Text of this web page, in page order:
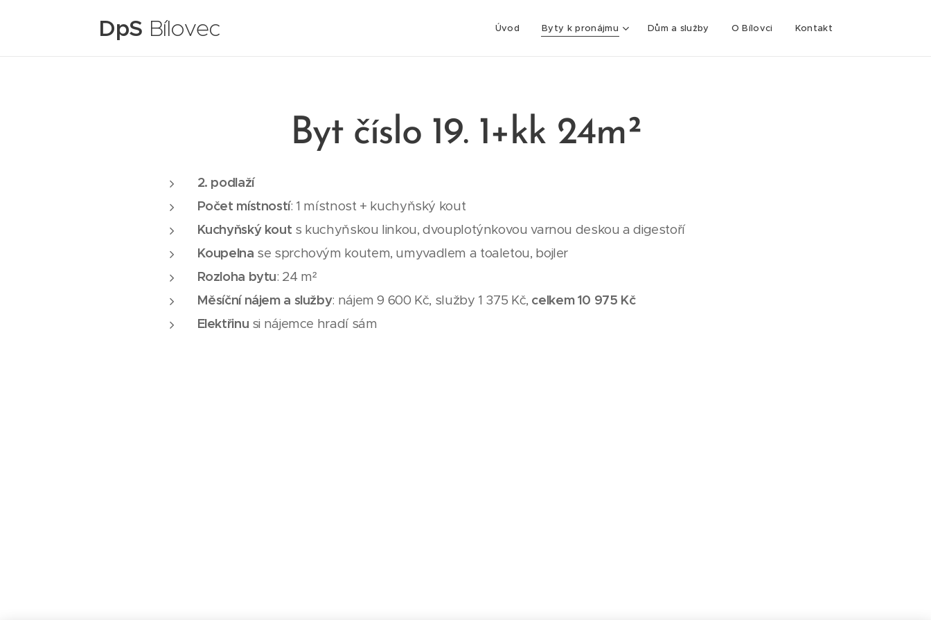
DpS Bílovec Úvod Byty k pronájmu Dům a služby O Bílovci Kontakt
Byt číslo 19. 1+kk 24m²
2. podlaží
Počet místností: 1 místnost + kuchyňský kout
Kuchyňský kout s kuchyňskou linkou, dvouplotýnkovou varnou deskou a digestoří
Koupelna se sprchovým koutem, umyvadlem a toaletou, bojler
Rozloha bytu: 24 m²
Měsíční nájem a služby: nájem 9 600 Kč, služby 1 375 Kč, celkem 10 975 Kč
Elektřinu si nájemce hradí sám